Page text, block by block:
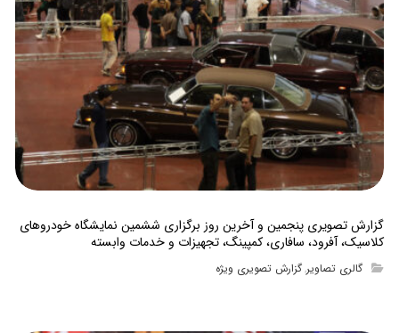
گزارش تصویری پنجمین و آخرین روز برگزاری ششمین نمایشگاه خودروهای
کلاسیک، آفرود، سافاری، کمپینگ، تجهیزات و خدمات وابسته
گالری تصاویر,گزارش تصویری ویژه